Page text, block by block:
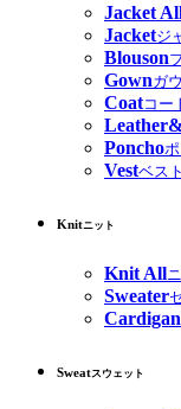
Jacket
Jacketジ
Blouson
Gownガ
Coatコー
Poncho
Vestベスト
Knitニット
Knit All
Sweater
Cardigan
Sweatスウェット